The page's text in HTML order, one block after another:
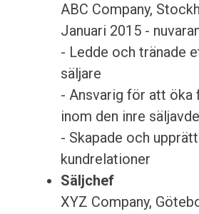
ABC Company,
Januari 2015 -
- Ledde och tränade
säljare
- Ansvarig för att öka
inom den inre
- Skapade och
kundrelationer
Säljchef
XYZ Company,